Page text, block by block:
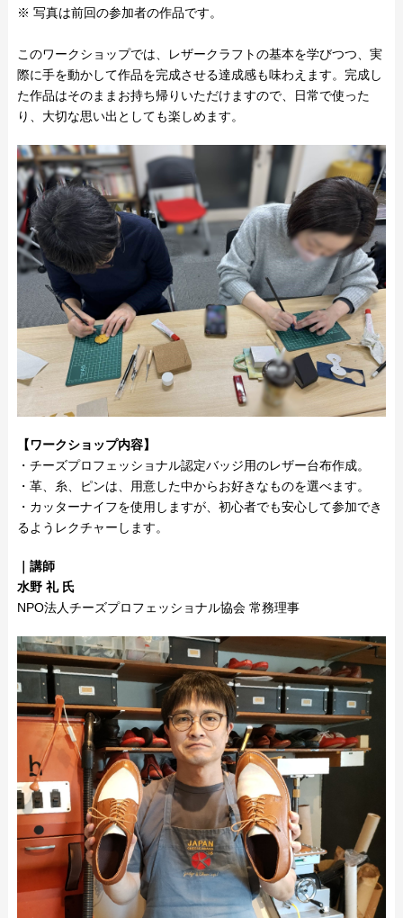
※ 写真は前回の参加者の作品です。
このワークショップでは、レザークラフトの基本を学びつつ、実
際に手を動かして作品を完成させる達成感も味わえます。完成し
た作品はそのままお持ち帰りいただけますので、日常で使った
り、大切な思い出としても楽しめます。
【ワークショップ内容】
・チーズプロフェッショナル認定バッジ用のレザー台布作成。
・革、糸、ピンは、用意した中からお好きなものを選べます。
・カッターナイフを使用しますが、初心者でも安心して参加でき
るようレクチャーします。
｜講師
水野 礼 氏
NPO法人チーズプロフェッショナル協会 常務理事